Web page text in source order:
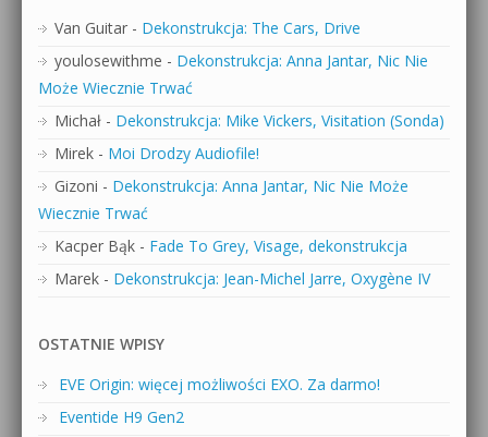
Van Guitar - Dekonstrukcja: The Cars, Drive
youlosewithme - Dekonstrukcja: Anna Jantar, Nic Nie
Może Wiecznie Trwać
Michał - Dekonstrukcja: Mike Vickers, Visitation (Sonda)
Mirek - Moi Drodzy Audiofile!
Gizoni - Dekonstrukcja: Anna Jantar, Nic Nie Może
Wiecznie Trwać
Kacper Bąk - Fade To Grey, Visage, dekonstrukcja
Marek - Dekonstrukcja: Jean-Michel Jarre, Oxygène IV
OSTATNIE WPISY
EVE Origin: więcej możliwości EXO. Za darmo!
Eventide H9 Gen2